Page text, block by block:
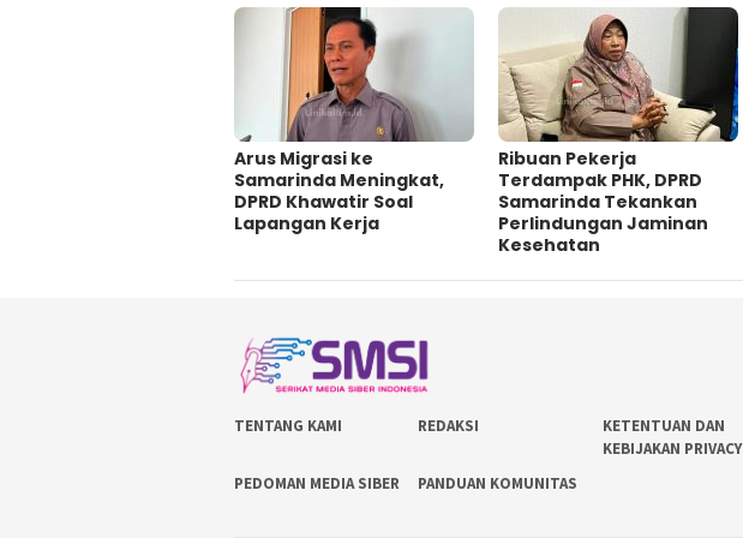
Arus Migrasi ke
Samarinda Meningkat,
DPRD Khawatir Soal
Lapangan Kerja
Ribuan Pekerja
Terdampak PHK, DPRD
Samarinda Tekankan
Perlindungan Jaminan
Kesehatan
TENTANG KAMI REDAKSI
KETENTUAN DAN
KEBIJAKAN PRIVACY
PEDOMAN MEDIA SIBER
PANDUAN KOMUNITAS